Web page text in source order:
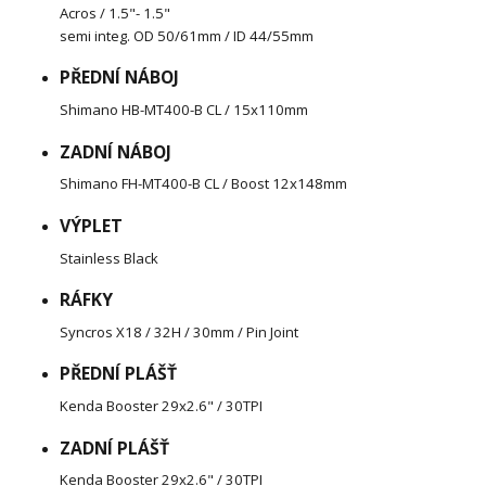
Acros / 1.5"- 1.5"
semi integ. OD 50/61mm / ID 44/55mm
PŘEDNÍ NÁBOJ
Shimano HB-MT400-B CL / 15x110mm
ZADNÍ NÁBOJ
Shimano FH-MT400-B CL / Boost 12x148mm
VÝPLET
Stainless Black
RÁFKY
Syncros X18 / 32H / 30mm / Pin Joint
PŘEDNÍ PLÁŠŤ
Kenda Booster 29x2.6" / 30TPI
ZADNÍ PLÁŠŤ
Kenda Booster 29x2.6" / 30TPI